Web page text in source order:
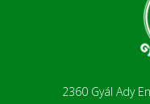
2360 Gyál Ady